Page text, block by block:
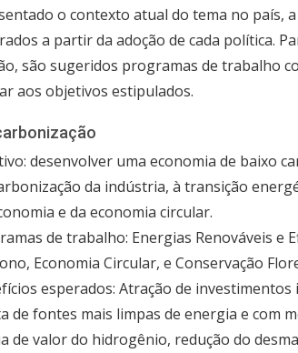
o contexto atual do tema no país,
a partir da adoção de cada política.
são sugeridos programas de trabalho
aos objetivos estipulados.
desenvolver uma economia de baixo
da indústria, à transição
e da economia circular.
de trabalho: Energias Renováveis e
Economia Circular, e Conservação
esperados: Atração de
de fontes mais limpas de energia e com
de valor do hidrogênio, redução do